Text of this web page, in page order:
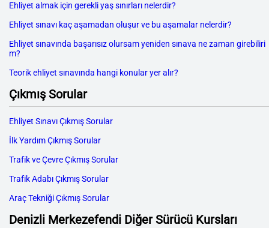
Ehliyet almak için gerekli yaş sınırları nelerdir?
Ehliyet sınavı kaç aşamadan oluşur ve bu aşamalar nelerdir?
Ehliyet sınavında başarısız olursam yeniden sınava ne zaman girebiliri
m?
Teorik ehliyet sınavında hangi konular yer alır?
Çıkmış Sorular
Ehliyet Sınavı Çıkmış Sorular
İlk Yardım Çıkmış Sorular
Trafik ve Çevre Çıkmış Sorular
Trafik Adabı Çıkmış Sorular
Araç Tekniği Çıkmış Sorular
Denizli Merkezefendi Diğer Sürücü Kursları